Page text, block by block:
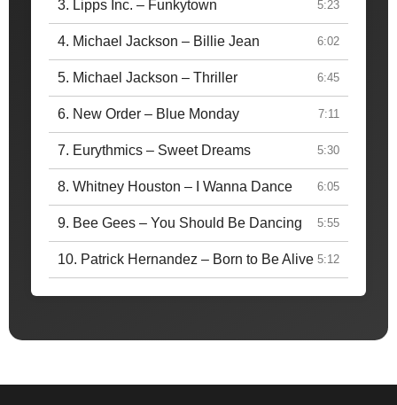
3. Lipps Inc. – Funkytown 5:23
4. Michael Jackson – Billie Jean 6:02
5. Michael Jackson – Thriller 6:45
6. New Order – Blue Monday 7:11
7. Eurythmics – Sweet Dreams 5:30
8. Whitney Houston – I Wanna Dance 6:05
9. Bee Gees – You Should Be Dancing 5:55
10. Patrick Hernandez – Born to Be Alive 5:12